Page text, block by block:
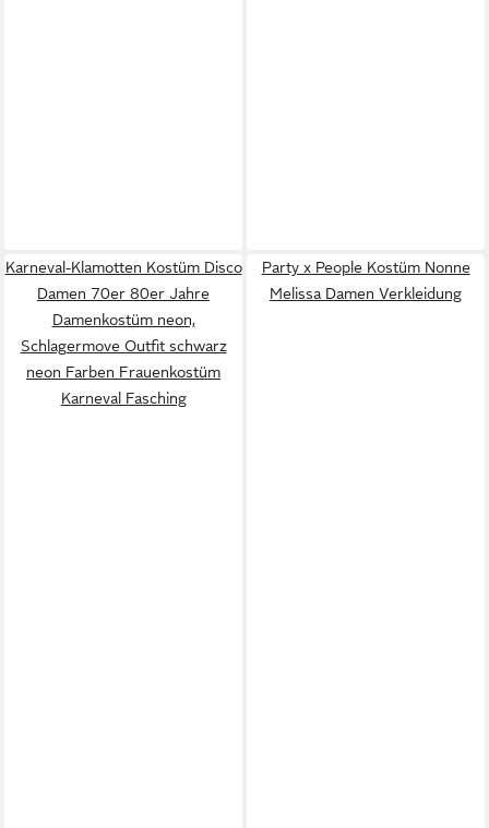
Karneval-Klamotten Kostüm Disco
Damen 70er 80er Jahre
Damenkostüm neon,
Schlagermove Outfit schwarz
neon Farben Frauenkostüm
Karneval Fasching
Party x People Kostüm Nonne
Melissa Damen Verkleidung